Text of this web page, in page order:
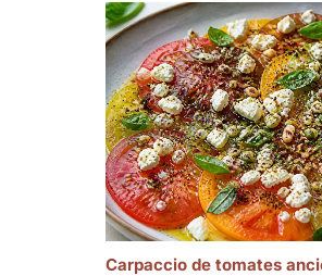
Carpaccio de tomates